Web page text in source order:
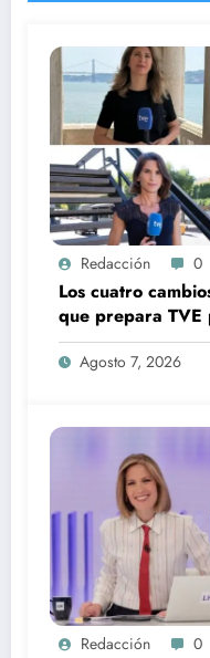
Redacción 0
Los cuatro
que prepara TVE
temporada
Agosto 7, 2026
Redacción 0